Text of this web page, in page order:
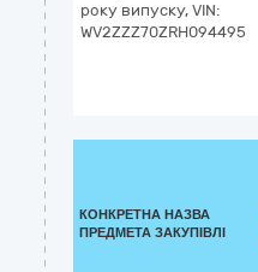
року випуску, VIN:
WV2ZZZ70ZRH094495
КОНКРЕТНА НАЗВА
ПРЕДМЕТА ЗАКУПІВЛІ